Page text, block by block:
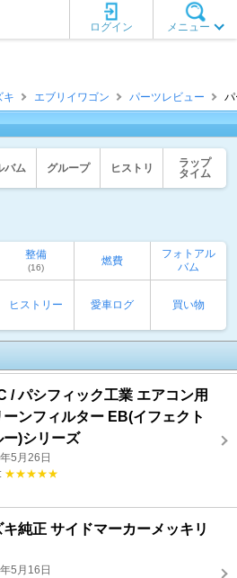
メニュー
ログイン
キ エブリイワゴン パーツレビュー パ
バム グループ ヒストリ
ラップ
タイム
整備
(16)
燃費
フォトアル
バム
ヒストリー 愛車ログ 買い物
/ パシフィック工業 エアコン用
ーンフィルター EB(イフェクト
ー)シリーズ
5月26日
★★★★★
キ純正 サイドマーカーメッキリ
5月16日